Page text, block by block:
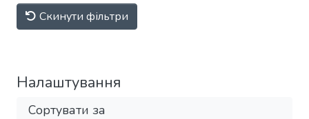
Скинути фільтри
Налаштування
Сортувати за